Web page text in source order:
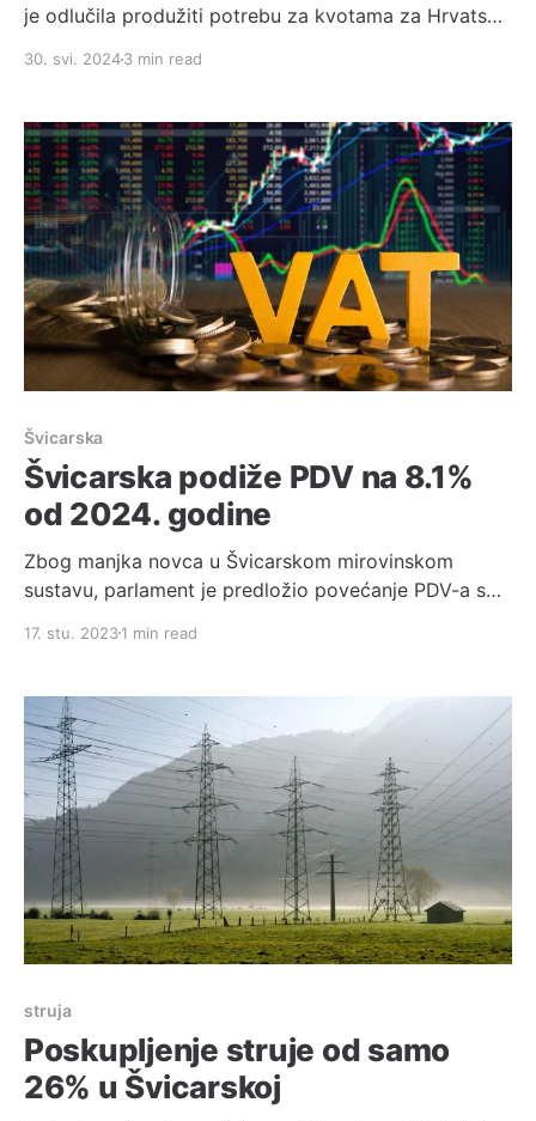
je odlučila produžiti potrebu za kvotama za Hrvatske
što pogledamo mjesečne podatke, bitno je znati da
se kvote dijele na
30. svi. 20243 min read
Švicarska
Švicarska podiže PDV na 8.1%
od 2024. godine
Zbog manjka novca u Švicarskom mirovinskom
sustavu, parlament je predložio povećanje PDV-a s
odnosu na 1.281.447 PROTIV, odnosno 52.16 %
Iako nemam pravo glasanja,
17. stu. 20231 min read
struja
Poskupljenje struje od samo
26% u Švicarskoj